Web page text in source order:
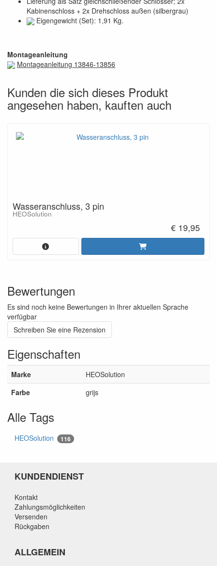
Kabinenschloss + 2x Drehschloss außen (silbergrau)
Eigengewicht (Set): 1,91 Kg.
Montageanleitung
Montageanleitung 13846-13856
Kunden die sich dieses Produkt
angesehen haben, kauften auch
Wasseranschluss, 3 pin
HEOSolution
€ 19,95
Bewertungen
Es sind noch keine Bewertungen in Ihrer aktuellen Sprache
verfügbar
Schreiben Sie eine Rezension
Eigenschaften
Marke
HEOSolution
Farbe
grijs
Alle Tags
HEOSolution 116
KUNDENDIENST
Kontakt
Zahlungsmöglichkeiten
Versenden
Rückgaben
ALLGEMEIN